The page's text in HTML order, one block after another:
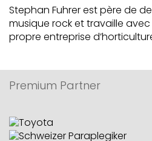
Stephan Fuhrer est père de
musique rock et travaille
propre entreprise
Premium Partner